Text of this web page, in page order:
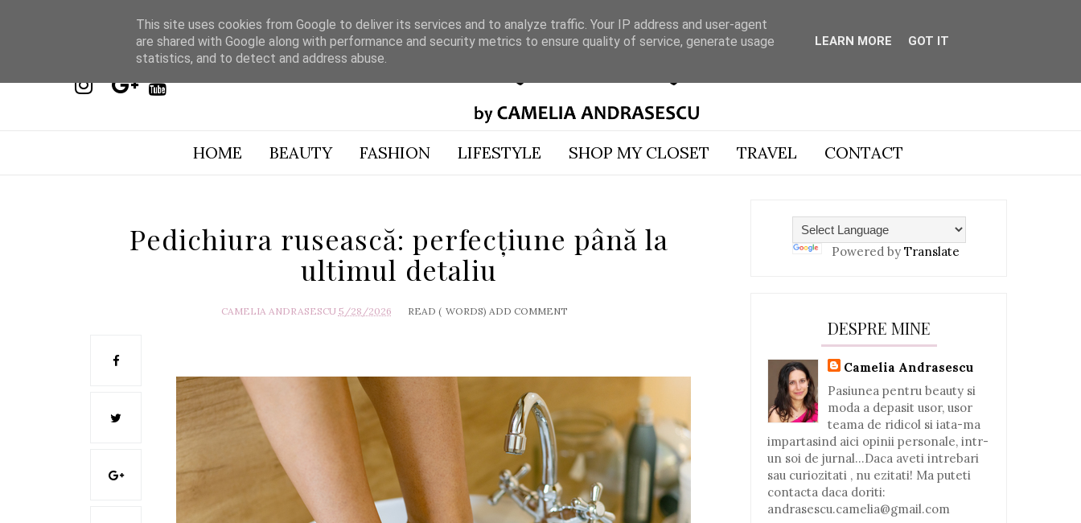
HOME BEAUTY FASHION LIFESTYLE SHOP MY CLOSET TRAVEL CONTACT
Pedichiura rusească: perfecțiune până la
ultimul detaliu
CAMELIA ANDRASESCU 5/28/2026 READ ( WORDS) ADD COMMENT
Powered by Translate
DESPRE MINE
Camelia Andrasescu
Pasiunea pentru beauty si
moda a depasit usor, usor
teama de ridicol si iata-ma
impartasind aici opinii personale, intr-
un soi de jurnal...Daca aveti intrebari
sau curiozitati , nu ezitati! Ma puteti
contacta daca doriti:
andrasescu.camelia@gmail.com
This site uses cookies from Google to deliver its services and to analyze traffic. Your IP address and user-agent
are shared with Google along with performance and security metrics to ensure quality of service, generate usage
statistics, and to detect and address abuse.
LEARN MORE GOT IT